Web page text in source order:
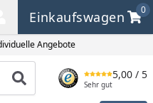
Angebote
Einkaufswagen
0
Einkaufswagen
Produkt suchen
5,00 / 5
Sehr gut